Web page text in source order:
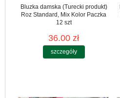
Bluzka damska (Turecki produkt)
Roz Standard, Mix Kolor Paczka
12 szt
36.00 zł
szczegóły